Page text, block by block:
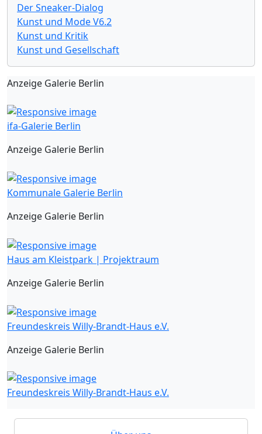
Der Sneaker-Dialog
Kunst und Mode V6.2
Kunst und Kritik
Kunst und Gesellschaft
Anzeige Galerie Berlin
ifa-Galerie Berlin
Anzeige Galerie Berlin
Kommunale Galerie Berlin
Anzeige Galerie Berlin
Haus am Kleistpark | Projektraum
Anzeige Galerie Berlin
Freundeskreis Willy-Brandt-Haus e.V.
Anzeige Galerie Berlin
Freundeskreis Willy-Brandt-Haus e.V.